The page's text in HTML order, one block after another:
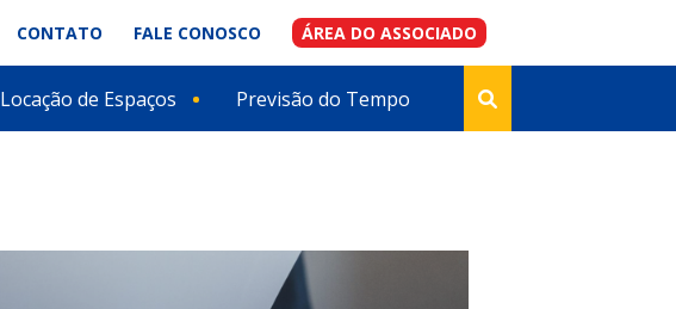
CONTATO FALE CONOSCO ÁREA DO ASSOCIADO
Locação de Espaços Previsão do Tempo